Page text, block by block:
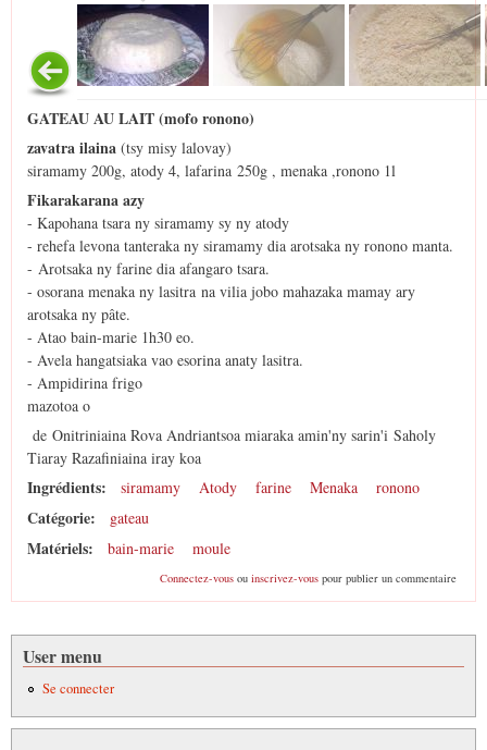
GATEAU AU LAIT (mofo ronono)
zavatra ilaina (tsy misy lalovay)
siramamy 200g, atody 4, lafarina 250g , menaka ,ronono 1l
Fikarakarana azy
- Kapohana tsara ny siramamy sy ny atody
- rehefa levona tanteraka ny siramamy dia arotsaka ny ronono manta.
- Arotsaka ny farine dia afangaro tsara.
- osorana menaka ny lasitra na vilia jobo mahazaka mamay ary
arotsaka ny pâte.
- Atao bain-marie 1h30 eo.
- Avela hangatsiaka vao esorina anaty lasitra.
- Ampidirina frigo
mazotoa o
de Onitriniaina Rova Andriantsoa miaraka amin'ny sarin'i Saholy
Tiaray Razafiniaina iray koa
Ingrédients: siramamy Atody farine Menaka ronono
Catégorie: gateau
Matériels: bain-marie moule
Connectez-vousou inscrivez-vouspour publier un commentaire
User menu
Se connecter